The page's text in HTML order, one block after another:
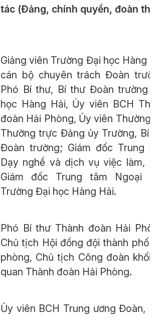
tác (Đảng, chính quyền, đoàn
Giảng viên Trường Đại học Hàng
cán bộ chuyên trách Đoàn
Phó Bí thư, Bí thư Đoàn trường
học Hàng Hải, Ủy viên BCH
đoàn Hải Phòng, Ủy viên Thường
Thường trực Đảng ủy Trường, Bí
Đoàn trường; Giám đốc Trung
Dạy nghề và dịch vụ việc làm,
Giám đốc Trung tâm Ngoại
Trường Đại học Hàng Hải.
Phó Bí thư Thành đoàn Hải
Chủ tịch Hội đồng đội thành phố
phòng, Chủ tịch Công đoàn khối
quan Thành đoàn Hải Phòng.
Ủy viên BCH Trung ương Đoàn,